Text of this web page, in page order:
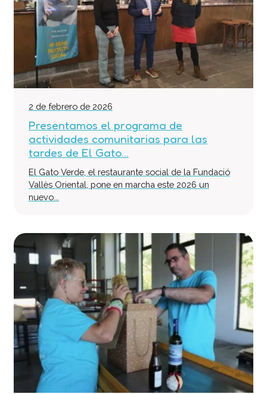
2 de febrero de 2026
Presentamos el programa de
actividades comunitarias para las
tardes de El Gato...
El Gato Verde, el restaurante social de la Fundació
Vallès Oriental, pone en marcha este 2026 un
nuevo...